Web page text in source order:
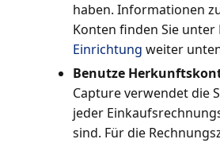
haben. Informationen
Konten finden Sie unter
Einrichtung weiter
Benutze
Capture verwendet die
jeder
sind. Für die